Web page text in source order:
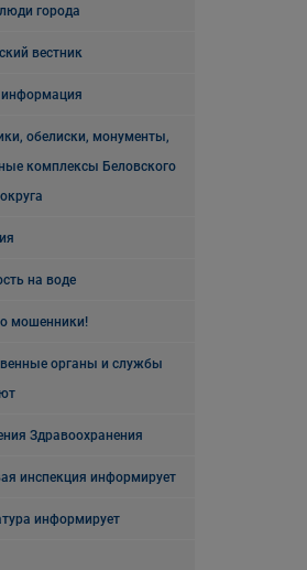
города
вестник
информация
обелиски, монументы,
комплексы Беловского
на воде
мошенники!
органы и службы
Здравоохранения
инспекция информирует
информирует